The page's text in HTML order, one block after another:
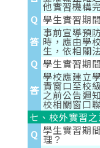
他實習機構
Q 學生實習期
答
事前宣導預
時，應由學
生，依相關
Q 學生實習期
答
學校應建立
責窗口至校
之前公告週
校相關窗口
七、校外實習
Q 學生實習期
理？